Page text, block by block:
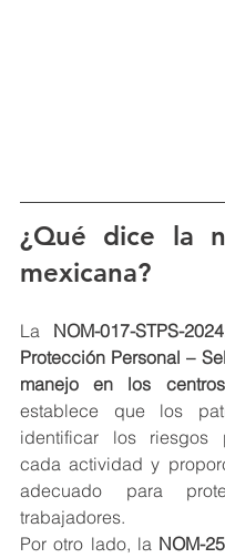
¿Qué dice la
mexicana?
La NOM-017-STPS-
Protección Personal –
manejo en los
establece que los
identificar los riesgos
cada actividad y
adecuado para
trabajadores.
Por otro lado, la NOM-